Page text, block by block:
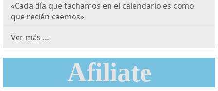
«Cada día que tachamos en el calendario es como
que recién caemos»
Ver más …
Afiliate